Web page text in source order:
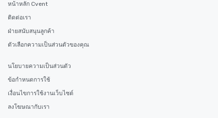
หน้าหลัก Cvent
ติดต่อเรา
ฝ่ายสนับสนุนลูกค้า
ตัวเลือกความเป็นส่วนตัวของคุณ
นโยบายความเป็นส่วนตัว
ข้อกำหนดการใช้
เงื่อนไขการใช้งานเว็บไซต์
ลงโฆษณากับเรา